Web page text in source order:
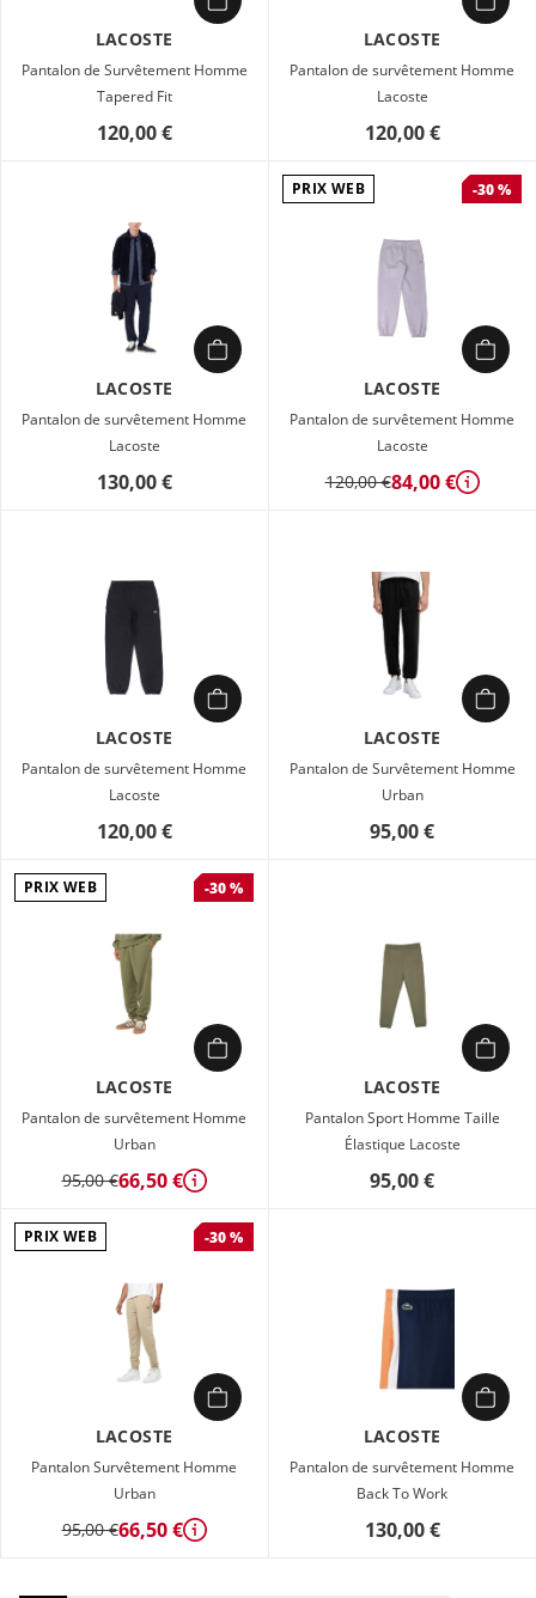
LACOSTE
Pantalon de Survêtement Homme
Tapered Fit
120,00 €
LACOSTE
Pantalon de survêtement Homme
Lacoste
120,00 €
LACOSTE
Pantalon de survêtement Homme
Lacoste
130,00 €
PRIX WEB -30 %
LACOSTE
Pantalon de survêtement Homme
Lacoste
120,00 €84,00 € Détails
LACOSTE
Pantalon de survêtement Homme
Lacoste
120,00 €
LACOSTE
Pantalon de Survêtement Homme
Urban
95,00 €
PRIX WEB -30 %
LACOSTE
Pantalon de survêtement Homme
Urban
95,00 €66,50 € Détails
LACOSTE
Pantalon Sport Homme Taille
Élastique Lacoste
95,00 €
PRIX WEB -30 %
LACOSTE
Pantalon Survêtement Homme
Urban
95,00 €66,50 € Détails
LACOSTE
Pantalon de survêtement Homme
Back To Work
130,00 €